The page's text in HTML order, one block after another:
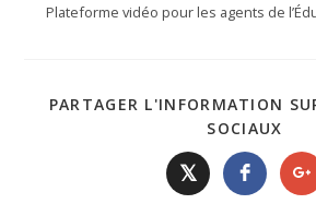
Plateforme vidéo pour les agents de
PARTAGER L'INFORMATION
SOCIAUX
𝕏